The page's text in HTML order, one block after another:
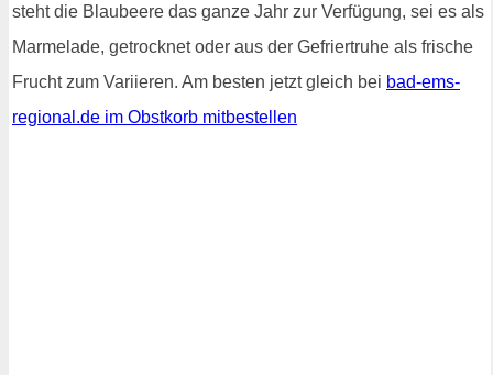
steht die Blaubeere das ganze Jahr zur Verfügung, sei es als
Marmelade, getrocknet oder aus der Gefriertruhe als frische
Frucht zum Variieren. Am besten jetzt gleich bei bad-ems-
regional.de im Obstkorb mitbestellen